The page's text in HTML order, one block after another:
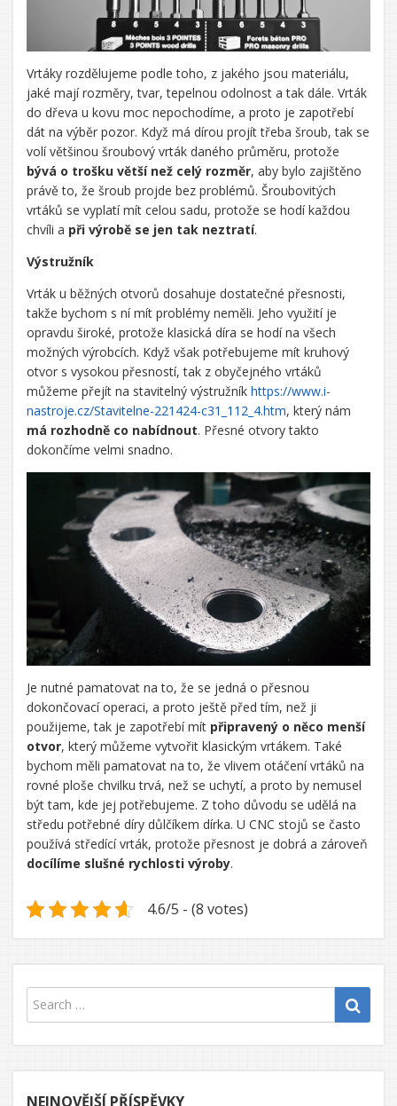
Vrtáky rozdělujeme podle toho, z jakého jsou materiálu,
jaké mají rozměry, tvar, tepelnou odolnost a tak dále. Vrták
do dřeva u kovu moc nepochodíme, a proto je zapotřebí
dát na výběr pozor. Když má dírou projít třeba šroub, tak se
volí většinou šroubový vrták daného průměru, protože
bývá o trošku větší než celý rozměr, aby bylo zajištěno
právě to, že šroub projde bez problémů. Šroubovitých
vrtáků se vyplatí mít celou sadu, protože se hodí každou
chvíli a při výrobě se jen tak neztratí.
Výstružník
Vrták u běžných otvorů dosahuje dostatečné přesnosti,
takže bychom s ní mít problémy neměli. Jeho využití je
opravdu široké, protože klasická díra se hodí na všech
možných výrobcích. Když však potřebujeme mít kruhový
otvor s vysokou přesností, tak z obyčejného vrtáků
můžeme přejít na stavitelný výstružník https://www.i-
nastroje.cz/Stavitelne-221424-c31_112_4.htm, který nám
má rozhodně co nabídnout. Přesné otvory takto
dokončíme velmi snadno.
Je nutné pamatovat na to, že se jedná o přesnou
dokončovací operaci, a proto ještě před tím, než ji
použijeme, tak je zapotřebí mít připravený o něco menší
otvor, který můžeme vytvořit klasickým vrtákem. Také
bychom měli pamatovat na to, že vlivem otáčení vrtáků na
rovné ploše chvilku trvá, než se uchytí, a proto by nemusel
být tam, kde jej potřebujeme. Z toho důvodu se udělá na
středu potřebné díry důlčíkem dírka. U CNC stojů se často
používá středící vrták, protože přesnost je dobrá a zároveň
docílíme slušné rychlosti výroby.
4.6/5 - (8 votes)
NEJNOVĚJŠÍ PŘÍSPĚVKY